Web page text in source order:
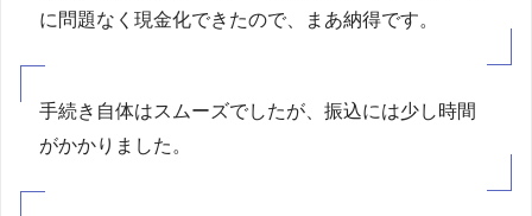
に問題なく現金化できたので、まあ納得です。
手続き自体はスムーズでしたが、振込には少し時間
がかかりました。